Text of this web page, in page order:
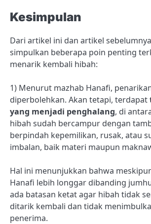
Kesimpulan
Dari artikel ini dan artikel
simpulkan beberapa poin penting
menarik kembali hibah:
1) Menurut mazhab Hanafi,
diperbolehkan. Akan tetapi, terdapat
yang menjadi penghalang, di
hibah sudah bercampur dengan
berpindah kepemilikan, rusak, atau
imbalan, baik materi maupun
Hal ini menunjukkan bahwa
Hanafi lebih longgar dibanding
ada batasan ketat agar hibah tidak
ditarik kembali dan tidak
penerima.